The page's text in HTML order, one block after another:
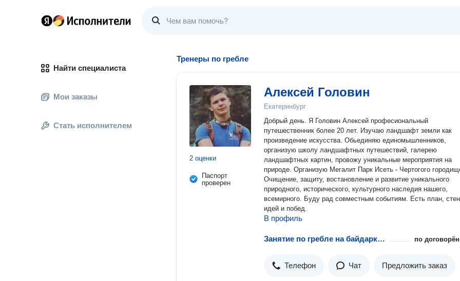
Найти специалиста
Мои заказы
Стать исполнителем
Тренеры по гребле
2 оценки
Паспорт
проверен
Алексей Головин
Екатеринбург
Добрый день. Я Головин Алексей професиональный
путешественник более 20 лет. Изучаю ландшафт земли как
произведение искусства. Обьединяю единомышленников,
организую школу ландшафтных путешествий, галерею
ландшафтных картин, провожу уникальные мероприятия на
природе. Организую Мегалит Парк Исеть - Чертогого
Очищение, защиту, востановление и развитие уникального
природного, исторического, культурного наследия нашего,
всемирного. Буду рад совместным событиям. Есть план, стена
идей и побед.
В профиль
Занятие по гребле на байдарках и каноэ по
Телефон Чат Предложить заказ